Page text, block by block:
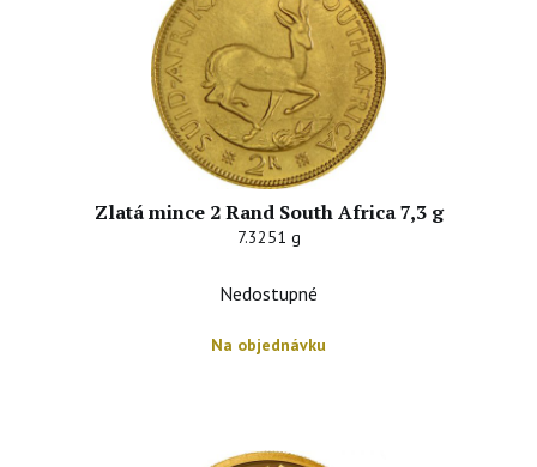
Zlatá mince 2 Rand South Africa 7,3 g
7.3251 g
Nedostupné
Na objednávku